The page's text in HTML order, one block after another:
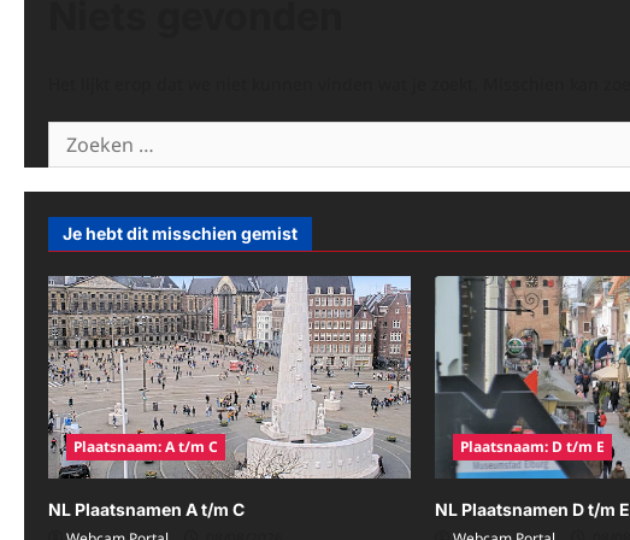
Zoeken
naar:
Je hebt dit misschien gemist
Plaatsnaam: A t/m C
NL Plaatsnamen A t/m C
Plaatsnaam: D t/m E
NL Plaatsnamen D t/m E